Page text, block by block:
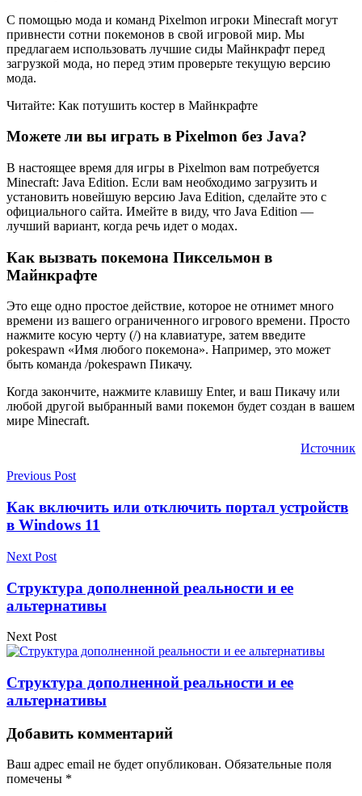
С помощью мода и команд Pixelmon игроки Minecraft могут
привнести сотни покемонов в свой игровой мир. Мы
предлагаем использовать лучшие сиды Майнкрафт перед
загрузкой мода, но перед этим проверьте текущую версию
мода.
Читайте: Как потушить костер в Майнкрафте
Можете ли вы играть в Pixelmon без Java?
В настоящее время для игры в Pixelmon вам потребуется
Minecraft: Java Edition. Если вам необходимо загрузить и
установить новейшую версию Java Edition, сделайте это с
официального сайта. Имейте в виду, что Java Edition —
лучший вариант, когда речь идет о модах.
Как вызвать покемона Пиксельмон в
Майнкрафте
Это еще одно простое действие, которое не отнимет много
времени из вашего ограниченного игрового времени. Просто
нажмите косую черту (/) на клавиатуре, затем введите
pokespawn «Имя любого покемона». Например, это может
быть команда /pokespawn Пикачу.
Когда закончите, нажмите клавишу Enter, и ваш Пикачу или
любой другой выбранный вами покемон будет создан в вашем
мире Minecraft.
Источник
Previous Post
Как включить или отключить портал устройств
в Windows 11
Next Post
Структура дополненной реальности и ее
альтернативы
Next Post
Структура дополненной реальности и ее
альтернативы
Добавить комментарий
Ваш адрес email не будет опубликован. Обязательные поля
помечены *